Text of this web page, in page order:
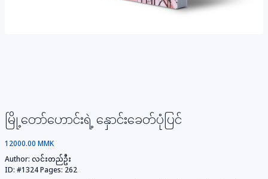
မြို့တော်ဟောင်းရဲ့ နှောင်းခေတ်ပုံပြင်
12000.00 MMK
Author: လင်းတည်ဦး
ID: #1324Pages: 262